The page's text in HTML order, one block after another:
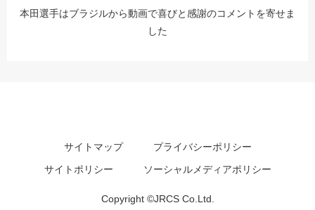
本田選手はブラジルから動画で喜びと感謝のコメントを寄せま
した
サイトマップ
プライバシーポリシー
サイトポリシー
ソーシャルメディアポリシー
Copyright ©JRCS Co.Ltd.